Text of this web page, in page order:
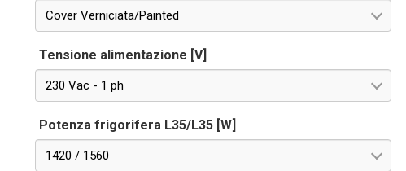
Cover Verniciata/Painted
Tensione alimentazione [V]
230 Vac - 1 ph
Potenza frigorifera L35/L35 [W]
1420 / 1560